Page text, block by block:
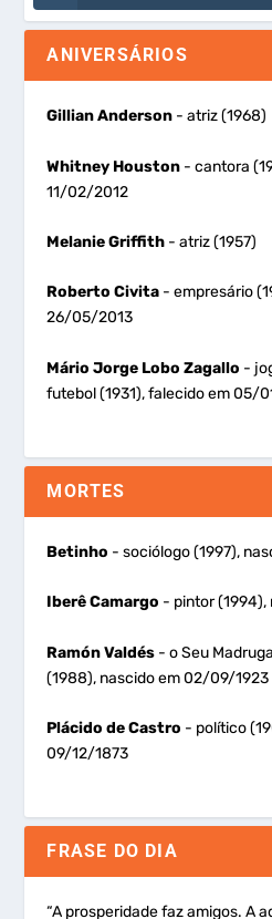
ANIVERSÁRIOS
Gillian Anderson - atriz (1968)
Whitney Houston - cantora
11/02/2012
Melanie Griffith - atriz (1957)
Roberto Civita - empresário
26/05/2013
Mário Jorge Lobo Zagallo -
futebol (1931), falecido em 05/
MORTES
Betinho - sociólogo (1997),
Iberê Camargo - pintor (1994),
Ramón Valdés - o Seu
(1988), nascido em 02/09/1923
Plácido de Castro - político
09/12/1873
FRASE DO DIA
“A prosperidade faz amigos. A